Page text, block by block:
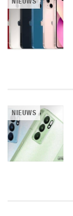
NIEUWS